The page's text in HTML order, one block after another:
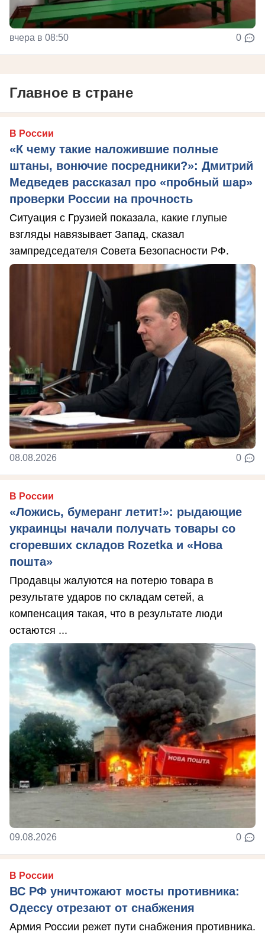
вчера в 08:50 0
Главное в стране
В России
«К чему такие наложившие полные
штаны, вонючие посредники?»: Дмитрий
Медведев рассказал про «пробный шар»
проверки России на прочность
Ситуация с Грузией показала, какие глупые
взгляды навязывает Запад, сказал
зампредседателя Совета Безопасности РФ.
08.08.2026 0
В России
«Ложись, бумеранг летит!»: рыдающие
украинцы начали получать товары со
сгоревших складов Rozetka и «Нова
пошта»
Продавцы жалуются на потерю товара в
результате ударов по складам сетей, а
компенсация такая, что в результате люди
остаются ...
09.08.2026 0
В России
ВС РФ уничтожают мосты противника:
Одессу отрезают от снабжения
Армия России режет пути снабжения противника.